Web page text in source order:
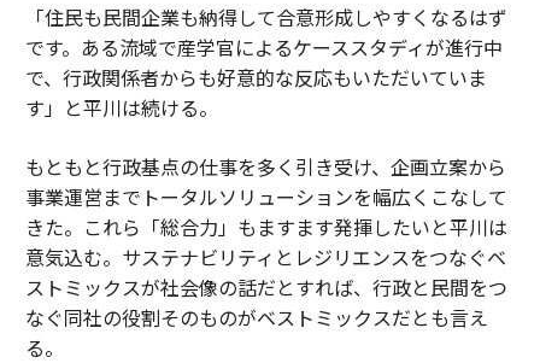
「住民も民間企業も納得して合意形成しやすくなるはず
です。ある流域で産学官によるケーススタディが進行中
で、行政関係者からも好意的な反応もいただいていま
す」と平川は続ける。
もともと行政基点の仕事を多く引き受け、企画立案から
事業運営までトータルソリューションを幅広くこなして
きた。これら「総合力」もますます発揮したいと平川は
意気込む。サステナビリティとレジリエンスをつなぐベ
ストミックスが社会像の話だとすれば、行政と民間をつ
なぐ同社の役割そのものがベストミックスだとも言え
る。